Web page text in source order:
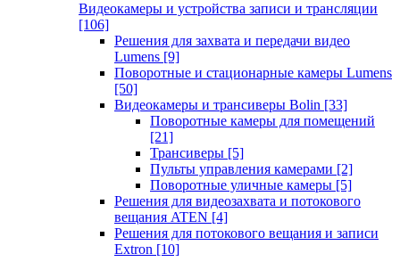
Видеокамеры и устройства записи и трансляции
[106]
Решения для захвата и передачи видео
Lumens [9]
Поворотные и стационарные камеры Lumens
[50]
Видеокамеры и трансиверы Bolin [33]
Поворотные камеры для помещений
[21]
Трансиверы [5]
Пульты управления камерами [2]
Поворотные уличные камеры [5]
Решения для видеозахвата и потокового
вещания ATEN [4]
Решения для потокового вещания и записи
Extron [10]